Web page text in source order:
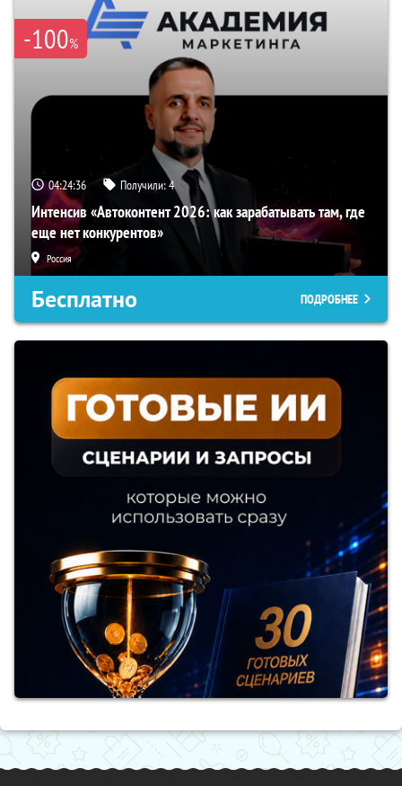
-100%
04:24:35 Получили:4
Интенсив «Автоконтент 2026: как зарабатывать там, где
еще нет конкурентов»
Россия
Бесплатно ПОДРОБНЕЕ